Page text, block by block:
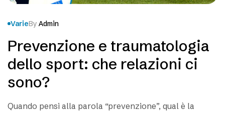
VarieBy Admin
Prevenzione e traumatologia
dello sport: che relazioni ci
sono?
Quando pensi alla parola “prevenzione”, qual è la